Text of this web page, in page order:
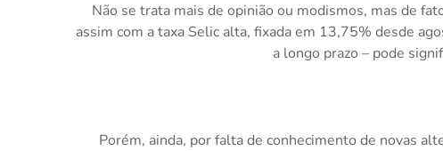
Não se trata mais de opinião ou modismos, mas de
assim com a taxa Selic alta, fixada em 13,75% desde
a longo prazo – pode
Porém, ainda, por falta de conhecimento de novas